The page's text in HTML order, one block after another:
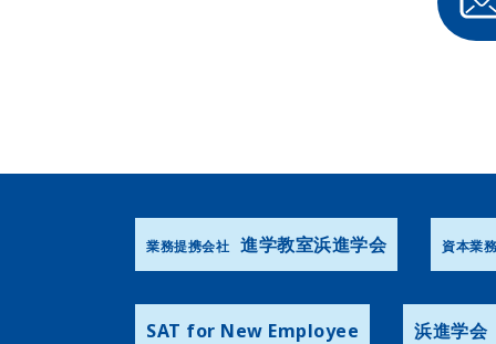
業務提携会社 進学教室浜進学会 資本業
SAT for New Employee 浜進学会